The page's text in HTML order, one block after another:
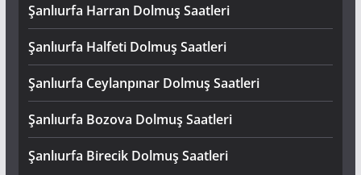
Şanlıurfa Harran Dolmuş Saatleri
Şanlıurfa Halfeti Dolmuş Saatleri
Şanlıurfa Ceylanpınar Dolmuş Saatleri
Şanlıurfa Bozova Dolmuş Saatleri
Şanlıurfa Birecik Dolmuş Saatleri